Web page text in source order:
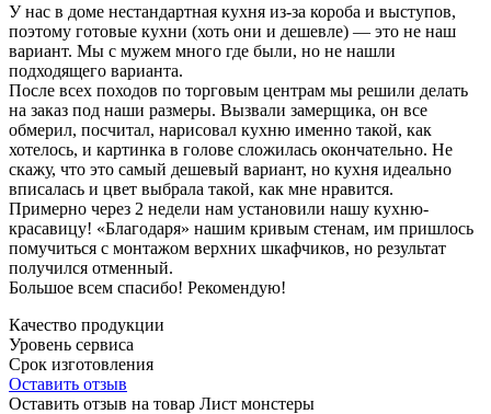
У нас в доме нестандартная кухня из-за короба и выступов,
поэтому готовые кухни (хоть они и дешевле) — это не наш
вариант. Мы с мужем много где были, но не нашли
подходящего варианта.
После всех походов по торговым центрам мы решили делать
на заказ под наши размеры. Вызвали замерщика, он все
обмерил, посчитал, нарисовал кухню именно такой, как
хотелось, и картинка в голове сложилась окончательно. Не
скажу, что это самый дешевый вариант, но кухня идеально
вписалась и цвет выбрала такой, как мне нравится.
Примерно через 2 недели нам установили нашу кухню-
красавицу! «Благодаря» нашим кривым стенам, им пришлось
помучиться с монтажом верхних шкафчиков, но результат
получился отменный.
Большое всем спасибо! Рекомендую!
Качество продукции
Уровень сервиса
Срок изготовления
Оставить отзыв
Оставить отзыв на товар Лист монстеры